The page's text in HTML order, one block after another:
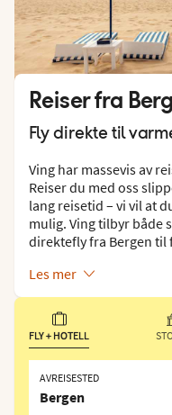
Reiser fra
Fly direkte til
Ving har massevis av
Reiser du med oss
lang reisetid – vi vil at
mulig. Ving tilbyr både
direktefly fra Bergen til
Les mer
FLY + HOTELL
AVREISESTED
Bergen